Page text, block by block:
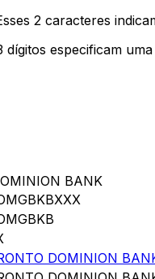
2 caracteres
dígitos especificam
BANK
DOMINION